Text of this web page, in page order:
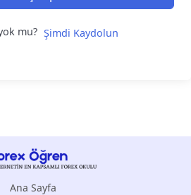
mu? Şimdi Kaydolun
Ana Sayfa